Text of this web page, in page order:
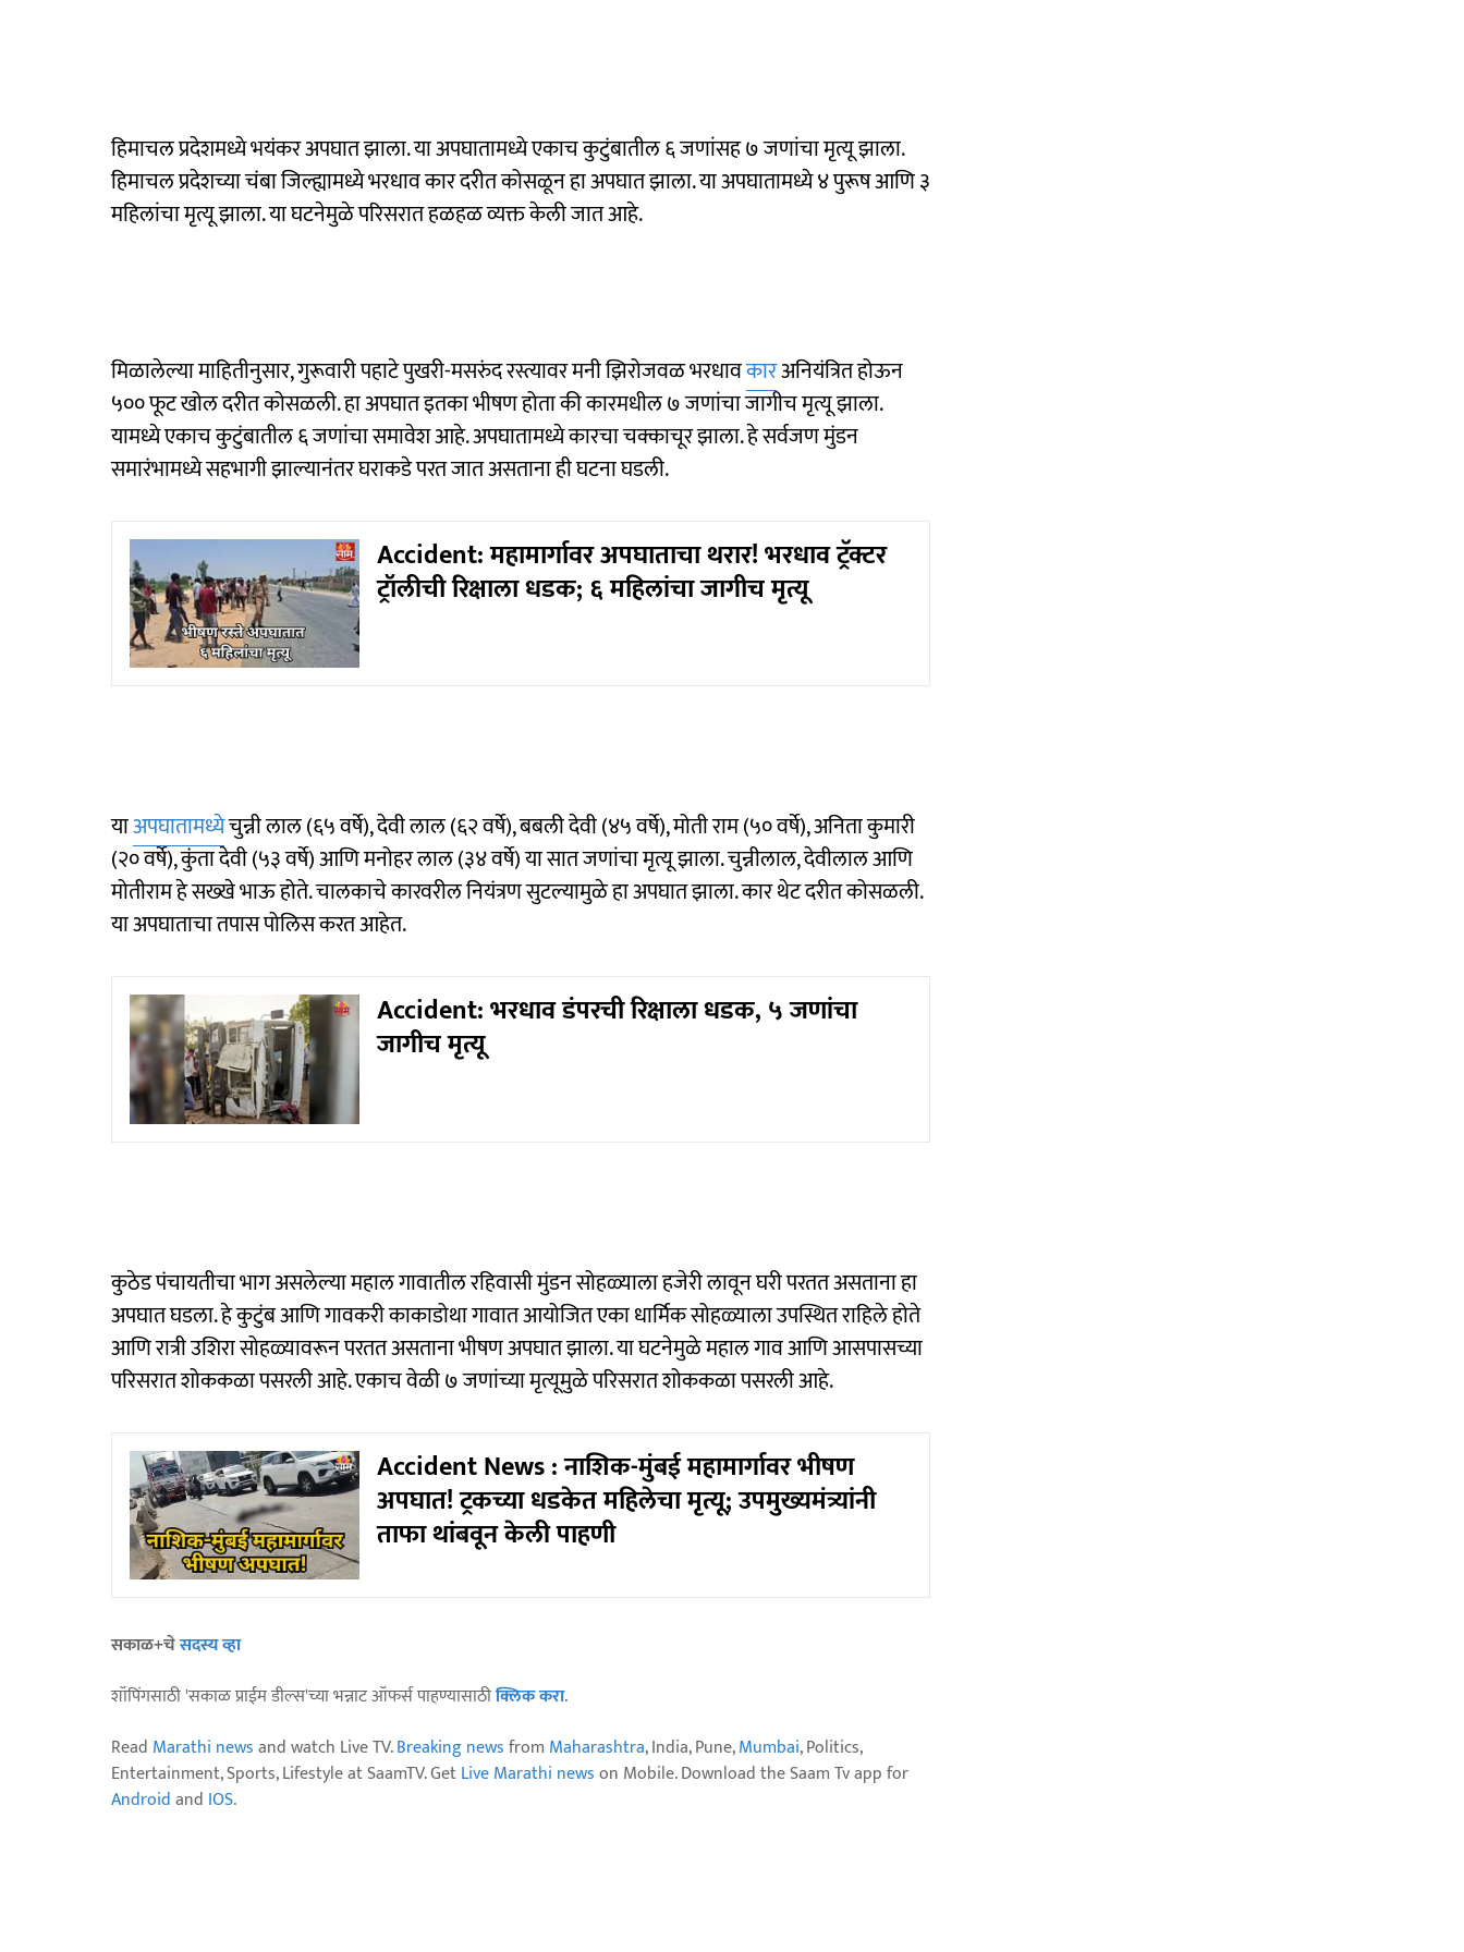
हिमाचल प्रदेशमध्ये भयंकर अपघात झाला. या अपघातामध्ये एकाच कुटुंबातील ६ जणांसह ७ जणांचा मृत्यू झाला.
हिमाचल प्रदेशच्या चंबा जिल्ह्यामध्ये भरधाव कार दरीत कोसळून हा अपघात झाला. या अपघातामध्ये ४ पुरूष आणि ३
महिलांचा मृत्यू झाला. या घटनेमुळे परिसरात हळहळ व्यक्त केली जात आहे.
मिळालेल्या माहितीनुसार, गुरूवारी पहाटे पुखरी-मसरुंद रस्त्यावर मनी झिरोजवळ भरधावकारअनियंत्रित होऊन
५०० फूट खोल दरीत कोसळली. हा अपघात इतका भीषण होता की कारमधील ७ जणांचा जागीच मृत्यू झाला.
यामध्ये एकाच कुटुंबातील ६ जणांचा समावेश आहे. अपघातामध्ये कारचा चक्काचूर झाला. हे सर्वजण मुंडन
समारंभामध्ये सहभागी झाल्यानंतर घराकडे परत जात असताना ही घटना घडली.
Accident: महामार्गावर अपघाताचा थरार! भरधाव ट्रॅक्टर
ट्रॉलीची रिक्षाला धडक; ६ महिलांचा जागीच मृत्यू
याअपघातामध्येचुन्नी लाल (६५ वर्षे), देवी लाल (६२ वर्षे), बबली देवी (४५ वर्षे), मोती राम (५० वर्षे), अनिता कुमारी
(२० वर्षे), कुंता देवी (५३ वर्षे) आणि मनोहर लाल (३४ वर्षे) या सात जणांचा मृत्यू झाला. चुन्नीलाल, देवीलाल आणि
मोतीराम हे सख्खे भाऊ होते. चालकाचे कारवरील नियंत्रण सुटल्यामुळे हा अपघात झाला. कार थेट दरीत कोसळली.
या अपघाताचा तपास पोलिस करत आहेत.
Accident: भरधाव डंपरची रिक्षाला धडक, ५ जणांचा
जागीच मृत्यू
कुठेड पंचायतीचा भाग असलेल्या महाल गावातील रहिवासी मुंडन सोहळ्याला हजेरी लावून घरी परतत असताना हा
अपघात घडला. हे कुटुंब आणि गावकरी काकाडोथा गावात आयोजित एका धार्मिक सोहळ्याला उपस्थित राहिले होते
आणि रात्री उशिरा सोहळ्यावरून परतत असताना भीषण अपघात झाला. या घटनेमुळे महाल गाव आणि आसपासच्या
परिसरात शोककळा पसरली आहे. एकाच वेळी ७ जणांच्या मृत्यूमुळे परिसरात शोककळा पसरली आहे.
Accident News : नाशिक-मुंबई महामार्गावर भीषण
अपघात! ट्रकच्या धडकेत महिलेचा मृत्यू; उपमुख्यमंत्र्यांनी
ताफा थांबवून केली पाहणी
सकाळ+चेसदस्य व्हा
शॉपिंगसाठी 'सकाळ प्राईम डील्स'च्या भन्नाट ऑफर्स पाहण्यासाठीक्लिक करा.
Read Marathi newsand watch Live TV.Breaking newsfrom Maharashtra, India, Pune,Mumbai, Politics,
Entertainment, Sports, Lifestyle at SaamTV. GetLive Marathi newson Mobile. Download the Saam Tv app for
Androidand IOS.